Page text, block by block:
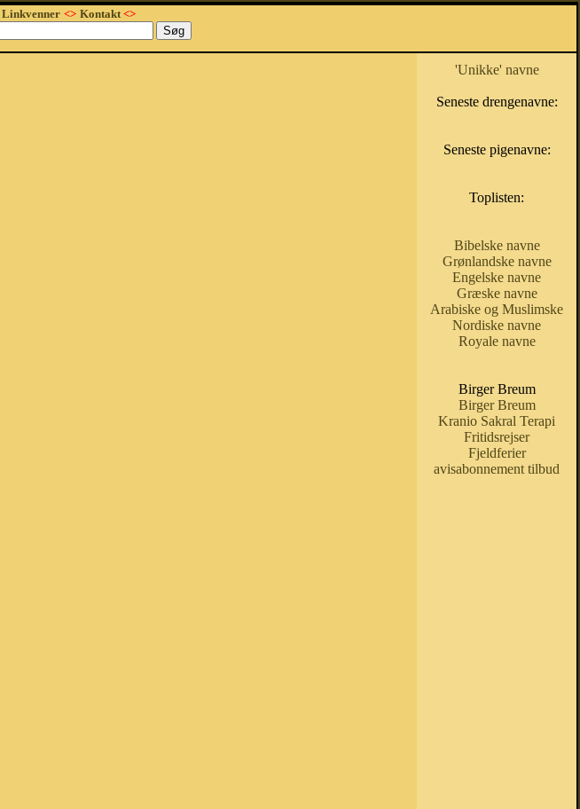
Linkvenner <> Kontakt<>
'Unikke' navne
Seneste drengenavne:
Seneste pigenavne:
Toplisten:
Bibelske navne
Grønlandske navne
Engelske navne
Græske navne
Arabiske og Muslimske
Nordiske navne
Royale navne
Birger Breum
Birger Breum
Kranio Sakral Terapi
Fritidsrejser
Fjeldferier
avisabonnement tilbud